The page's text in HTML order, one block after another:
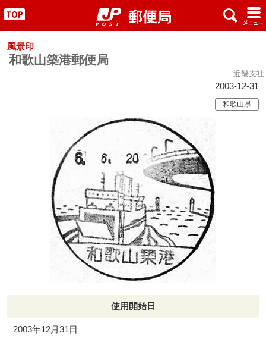
" x #
風景印
和歌山築港郵便局
近畿支社
2003-12-31
和歌山県
使用開始日
2003年12月31日